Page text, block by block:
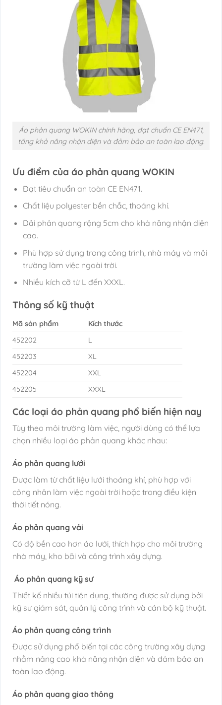
Áo phản quang WOKIN chính hãng, đạt chuẩn CE EN471,
tăng khả năng nhận diện và đảm bảo an toàn lao động.
Ưu điểm của áo phản quang WOKIN
Đạt tiêu chuẩn an toàn CE EN471.
Chất liệu polyester bền chắc, thoáng khí.
Dải phản quang rộng 5cm cho khả năng nhận diện
cao.
Phù hợp sử dụng trong công trình, nhà máy và môi
trường làm việc ngoài trời.
Nhiều kích cỡ từ L đến XXXL.
Thông số kỹ thuật
Mã sản phẩm
Kích thước
452202
L
452203
XL
452204
XXL
452205
XXXL
Các loại áo phản quang phổ biến hiện nay
Tùy theo môi trường làm việc, người dùng có thể lựa
chọn nhiều loại áo phản quang khác nhau:
Áo phản quang lưới
Được làm từ chất liệu lưới thoáng khí, phù hợp với
công nhân làm việc ngoài trời hoặc trong điều kiện
thời tiết nóng.
Áo phản quang vải
Có độ bền cao hơn áo lưới, thích hợp cho môi trường
nhà máy, kho bãi và công trình xây dựng.
Áo phản quang kỹ sư
Thiết kế nhiều túi tiện dụng, thường được sử dụng bởi
kỹ sư giám sát, quản lý công trình và cán bộ kỹ thuật.
Áo phản quang công trình
Được sử dụng phổ biến tại các công trường xây dựng
nhằm nâng cao khả năng nhận diện và đảm bảo an
toàn lao động.
Áo phản quang giao thông